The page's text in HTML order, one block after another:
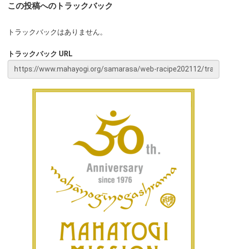
この投稿へのトラックバック
トラックバックはありません。
トラックバック URL